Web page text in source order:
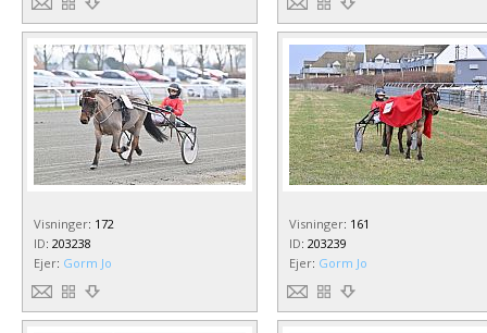
Visninger: 172
ID: 203238
Ejer: Gorm Jo
Visninger: 161
ID: 203239
Ejer: Gorm Jo